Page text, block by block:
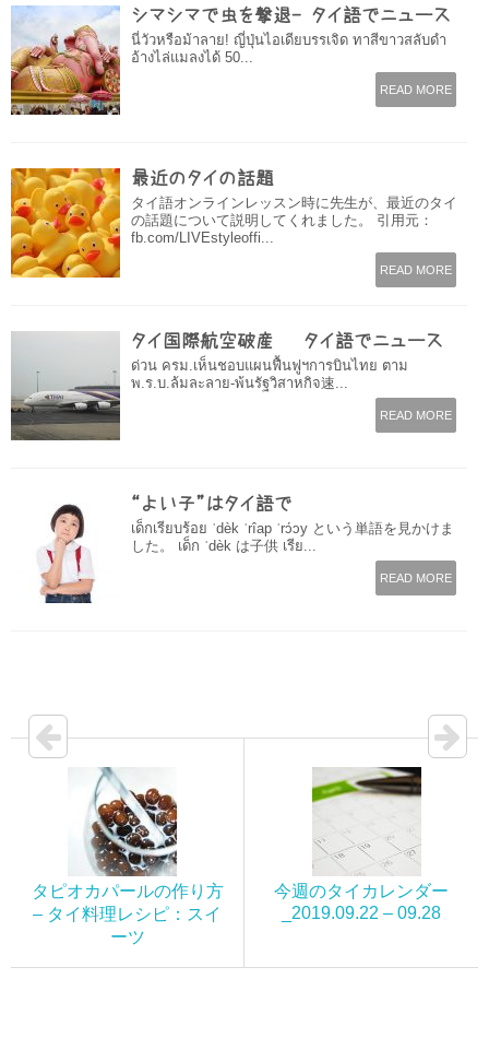
シマシマで虫を撃退- タイ語でニュース
นี่วัวหรือม้าลาย! ญี่ปุ่นไอเดียบรรเจิด ทาสีขาวสลับดำ
อ้างไล่แมลงได้ 50...
READ MORE
最近のタイの話題
タイ語オンラインレッスン時に先生が、最近のタイ
の話題について説明してくれました。 引用元：
fb.com/LIVEstyleoffi...
READ MORE
タイ国際航空破産 – タイ語でニュース
ด่วน ครม.เห็นชอบแผนฟื้นฟูฯการบินไทย ตาม
พ.ร.บ.ล้มละลาย-พ้นรัฐวิสาหกิจ速...
READ MORE
“よい子”はタイ語で
เด็กเรียบร้อย ˈdèk ˈrîap ˈrɔ́ɔy という単語を見かけま
した。 เด็ก ˈdèk は子供 เรีย...
READ MORE
タピオカパールの作り方
– タイ料理レシピ：スイ
ーツ
今週のタイカレンダー
_2019.09.22 – 09.28